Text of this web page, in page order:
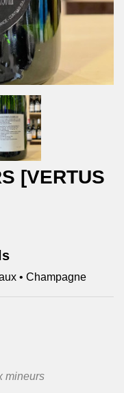
[VERTUS
• Champagne
mineurs